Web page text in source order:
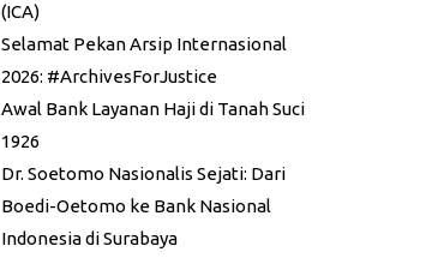
(ICA)
Selamat Pekan Arsip Internasional
2026: #ArchivesForJustice
Awal Bank Layanan Haji di Tanah Suci
1926
Dr. Soetomo Nasionalis Sejati: Dari
Boedi-Oetomo ke Bank Nasional
Indonesia di Surabaya